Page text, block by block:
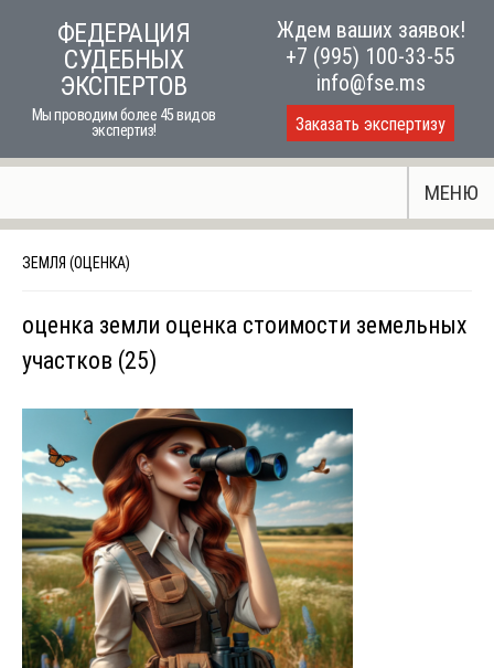
ФЕДЕРАЦИЯ
СУДЕБНЫХ
ЭКСПЕРТОВ
Мы проводим более 45 видов
экспертиз!
Ждем ваших заявок!
+7 (995) 100-33-55
info@fse.ms
Заказать экспертизу
МЕНЮ
ЗЕМЛЯ (ОЦЕНКА)
оценка земли оценка стоимости земельных
участков (25)